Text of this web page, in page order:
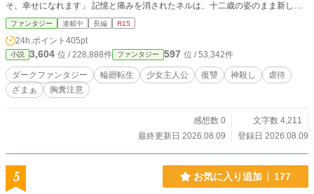
そ、幸せになれます」 記憶と痛みを消されたネルは、十二歳の姿のまま新しい
場所へ送り出される。 だが、待っていたのは幸せではなかった。 豊作を願う農
夫婦に傷つけられ、商会では金貨のために血を流させられ、見世物小屋では治り
の早い身体を壊され続ける。 神殿では他人の罪を押しつけられ、戦場では兵士
たちの傷を引き受けさせられ、最後には王国一つ分の罪を背負わされた。 それ
でも少女は、毎回誰かを救ってから死んだ。 七度目の死を迎えたとき、救われ
た七人の声が、消されたはずの記憶を呼び戻す。 自分がなぜ苦しめられ続けた
のか。 自分を傷つけた者たちが、なぜ富と名誉を手にしたのか。 そして、優し
ファンタジー 連載中 長編 R15
24h.ポイント 405pt
小説 3,604 位 / 228,888件 ファンタジー 597 位 / 53,342件
ダークファンタジー 輪廻転生 少女主人公 復讐 神殺し
虐待
ざまぁ
胸糞注意
感想数 0
文字数 4,211
最終更新日 2026.08.09
登録日 2026.08.09
5 お気に入り追加 177